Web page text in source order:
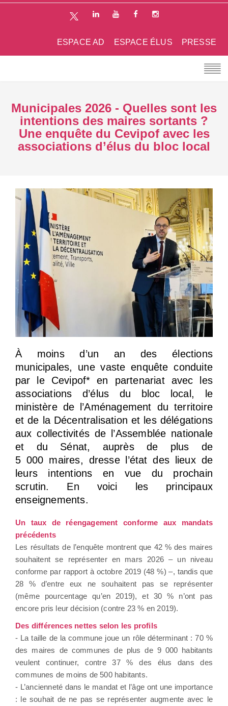
PRESSE
ESPACE ÉLUS
ESPACE AD
Municipales 2026 - Quelles sont les
intentions des maires sortants ?
Une enquête du Cevipof avec les
associations d’élus du bloc local
À moins d’un an des élections
municipales, une vaste enquête conduite
par le Cevipof* en partenariat avec les
associations d’élus du bloc local, le
ministère de l’Aménagement du territoire
et de la Décentralisation et les délégations
aux collectivités de l’Assemblée nationale
et du Sénat, auprès de plus de
5 000 maires, dresse l’état des lieux de
leurs intentions en vue du prochain
scrutin. En voici les principaux
enseignements.
Un taux de réengagement conforme aux mandats
précédents
Les résultats de l’enquête montrent que 42 % des maires
souhaitent se représenter en mars 2026 – un niveau
conforme par rapport à octobre 2019 (48 %) –, tandis que
28 % d’entre eux ne souhaitent pas se représenter
(même pourcentage qu’en 2019), et 30 % n’ont pas
encore pris leur décision (contre 23 % en 2019).
Des différences nettes selon les profils
- La taille de la commune joue un rôle déterminant : 70 %
des maires de communes de plus de 9 000 habitants
veulent continuer, contre 37 % des élus dans des
communes de moins de 500 habitants.
- L’ancienneté dans le mandat et l’âge ont une importance
: le souhait de ne pas se représenter augmente avec le